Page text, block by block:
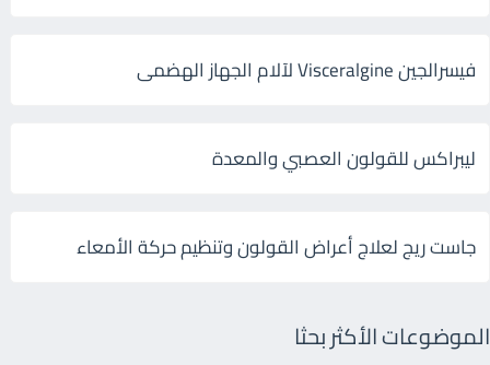
فيسرالجين Visceralgine لآلام الجهاز الهضمى
ليبراكس للقولون العصبي والمعدة
جاست ريج لعلاج أعراض القولون وتنظيم حركة الأمعاء
الموضوعات الأكثر بحثا